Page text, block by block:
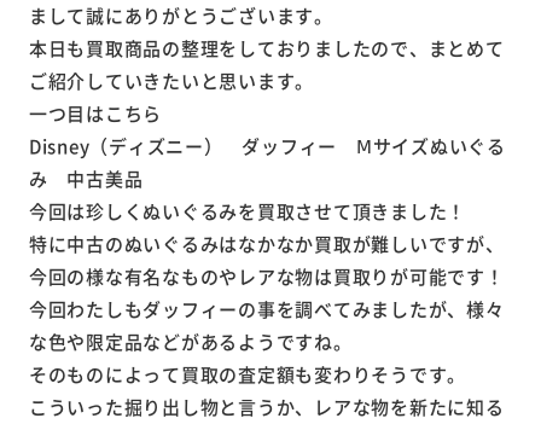
まして誠にありがとうございます。
本日も買取商品の整理をしておりましたので、まとめて
ご紹介していきたいと思います。
一つ目はこちら
Disney（ディズニー） ダッフィー Ⅿサイズぬいぐる
み 中古美品
今回は珍しくぬいぐるみを買取させて頂きました！
特に中古のぬいぐるみはなかなか買取が難しいですが、
今回の様な有名なものやレアな物は買取りが可能です！
今回わたしもダッフィーの事を調べてみましたが、様々
な色や限定品などがあるようですね。
そのものによって買取の査定額も変わりそうです。
こういった掘り出し物と言うか、レアな物を新たに知る